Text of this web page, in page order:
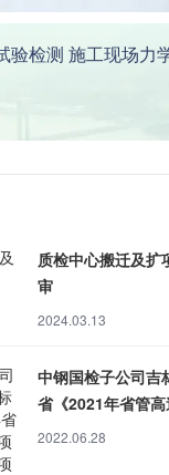
验检测 施工现场力
质检中心搬迁及扩
审
2024.03.13
中钢国检子公司吉
省《2021年省管
验检测招标项目》
2022.06.28